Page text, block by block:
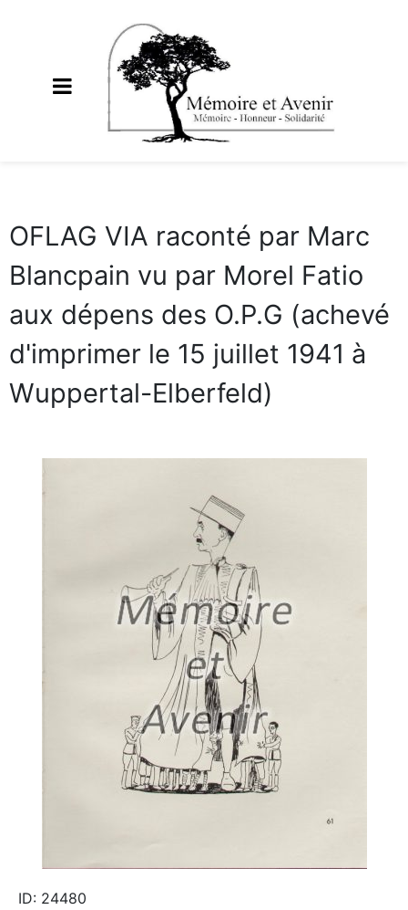
OFLAG VIA raconté par Marc
Blancpain vu par Morel Fatio
aux dépens des O.P.G (achevé
d'imprimer le 15 juillet 1941 à
Wuppertal-Elberfeld)
ID: 24480